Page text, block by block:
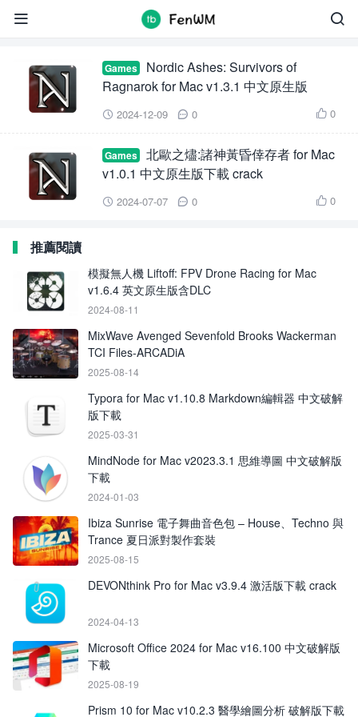

 Nordic Ashes: Survivors of Ragnarok for Mac
Games
Nordic Ashes: Survivors of
Ragnarok for Mac v1.3.1 中文原生版
 2024-12-09  0  0
Games
北歐之燼:諸神黃昏倖存者 for Mac
v1.0.1 中文原生版下載 crack
 2024-07-07  0  0
推薦閱讀
模擬無人機 Liftoff: FPV Drone Racing for Mac
v1.6.4 英文原生版含DLC
2024-08-11
MixWave Avenged Sevenfold Brooks Wackerman
TCI Files-ARCADiA
2025-08-14
Typora for Mac v1.10.8 Markdown編輯器 中文破解
版下載
2025-03-31
MindNode for Mac v2023.3.1 思維導圖 中文破解版
下載
2024-01-03
Ibiza Sunrise 電子舞曲音色包 – House、Techno 與
Trance 夏日派對製作套裝
2025-08-15
DEVONthink Pro for Mac v3.9.4 激活版下載 crack
2024-04-13
Microsoft Office 2024 for Mac v16.100 中文破解版
下載
2025-08-19
Prism 10 for Mac v10.2.3 醫學繪圖分析 破解版下載